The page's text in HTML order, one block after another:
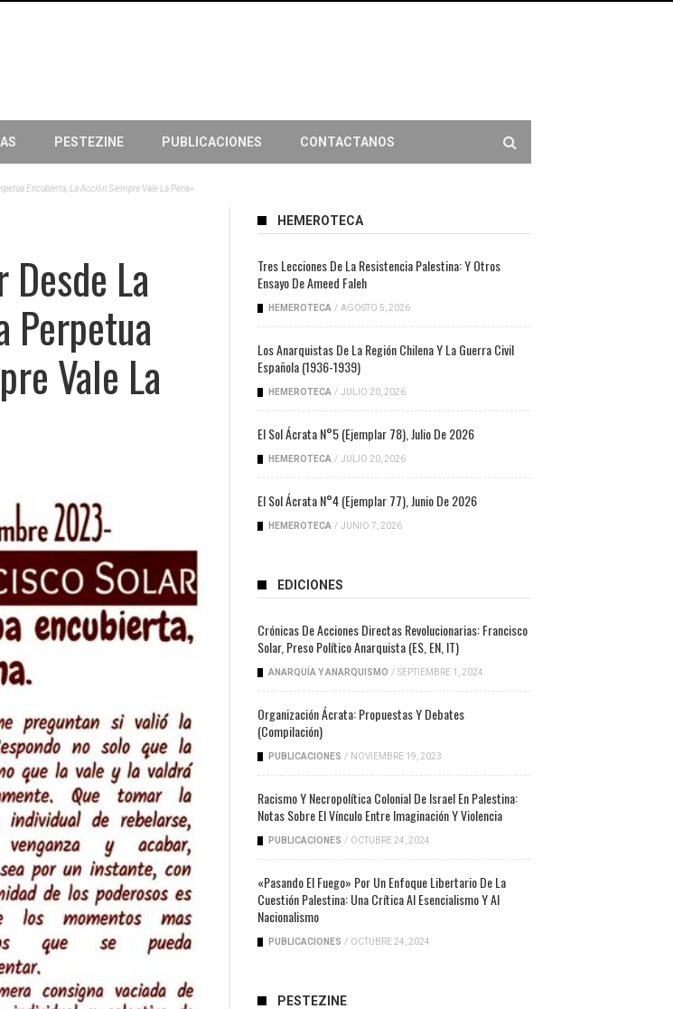
PESTEZINE PUBLICACIONES CONTACTANOS
Encubierta, La Acción Siempre Vale La Pena»
La
Perpetua
Vale La
HEMEROTECA
Tres Lecciones De La Resistencia Palestina: Y Otros
Ensayo De Ameed Faleh
HEMEROTECA / AGOSTO 5, 2026
Los Anarquistas De La Región Chilena Y La Guerra Civil
Española (1936-1939)
HEMEROTECA / JULIO 20, 2026
El Sol Ácrata N°5 (ejemplar 78), Julio De 2026
HEMEROTECA / JULIO 20, 2026
El Sol Ácrata N°4 (ejemplar 77), Junio De 2026
HEMEROTECA / JUNIO 7, 2026
EDICIONES
Crónicas De Acciones Directas Revolucionarias: Francisco
Solar, Preso Político Anarquista (ES, EN, IT)
ANARQUÍA Y ANARQUISMO / SEPTIEMBRE 1, 2024
Organización Ácrata: Propuestas Y Debates
(compilación)
PUBLICACIONES / NOVIEMBRE 19, 2023
Racismo Y Necropolítica Colonial De Israel En Palestina:
Notas Sobre El Vínculo Entre Imaginación Y Violencia
PUBLICACIONES / OCTUBRE 24, 2024
«Pasando El Fuego» Por Un Enfoque Libertario De La
Cuestión Palestina: Una Crítica Al Esencialismo Y Al
Nacionalismo
PUBLICACIONES / OCTUBRE 24, 2024
PESTEZINE